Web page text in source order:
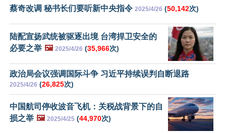
蔡奇改调 秘书长们要听新中央指令 2025/4/26 (50,142次)
陆配宣扬武统被驱逐出境 台湾捍卫安全的
必要之举 🖼️ 2025/4/26 (35,966次)
政治局会议强调国际斗争 习近平持续误判自断退路
2025/4/26 (26,825次)
中国航司停收波音飞机：关税战背景下的自
损之举 🖼️ 2025/4/25 (44,970次)